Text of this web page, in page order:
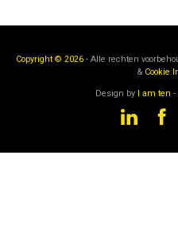
Copyright © 2026 - Alle rechten
& Cookie
Design by I am ten -